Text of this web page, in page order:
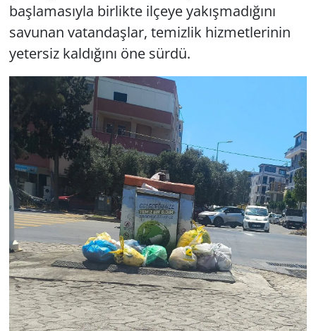
başlamasıyla birlikte ilçeye yakışmadığını
savunan vatandaşlar, temizlik hizmetlerinin
yetersiz kaldığını öne sürdü.